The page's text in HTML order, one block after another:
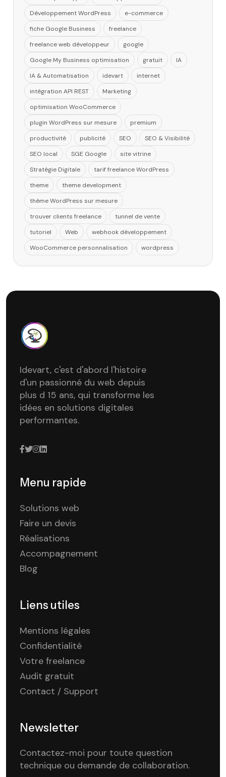
Développement WordPress
e-commerce
fiche Google Business
freelance
freelance web développeur
google
Google My Business optimisation
gratuit
IA
IA & Automatisation
idevart
internet
intégration API REST
Marketing
optimisation WooCommerce
plugin WordPress sur mesure
premium
productivité
publicité SEO
SEO & Visibilité
SEO local
SGE Google
site vitrine
Stratégie Digitale
tarif freelance WordPress
theme
theme development
thème WordPress sur mesure
trouver clients freelance
tunnel de vente
tutoriel
Web
webhook développement
WooCommerce personnalisation
wordpress
Idevart, c'est d'abord l'histoire
d'un passionné du web depuis
plus d 15 ans, qui transforme les
idées en solutions digitales
performantes.
Menu rapide
Solutions web
Faire un devis
Réalisations
Accompagnement
Blog
Liens utiles
Mentions légales
Confidentialité
Votre freelance
Audit gratuit
Contact / Support
Newsletter
Contactez-moi pour toute question
technique ou demande de collaboration.